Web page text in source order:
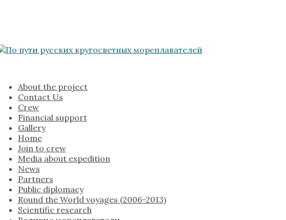
About the project
Contact Us
Crew
Financial support
Gallery
Home
Join to crew
Media about expedition
News
Partners
Public diplomacy
Round the World voyages (2006-2013)
Scientific research